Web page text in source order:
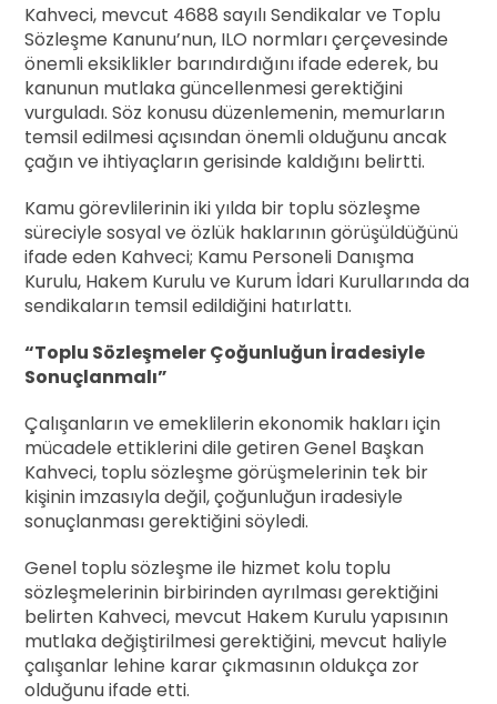
Kahveci, mevcut 4688 sayılı Sendikalar ve Toplu
Sözleşme Kanunu’nun, ILO normları çerçevesinde
önemli eksiklikler barındırdığını ifade ederek, bu
kanunun mutlaka güncellenmesi gerektiğini
vurguladı. Söz konusu düzenlemenin, memurların
temsil edilmesi açısından önemli olduğunu ancak
çağın ve ihtiyaçların gerisinde kaldığını belirtti.
Kamu görevlilerinin iki yılda bir toplu sözleşme
süreciyle sosyal ve özlük haklarının görüşüldüğünü
ifade eden Kahveci; Kamu Personeli Danışma
Kurulu, Hakem Kurulu ve Kurum İdari Kurullarında da
sendikaların temsil edildiğini hatırlattı.
“Toplu Sözleşmeler Çoğunluğun İradesiyle
Sonuçlanmalı”
Çalışanların ve emeklilerin ekonomik hakları için
mücadele ettiklerini dile getiren Genel Başkan
Kahveci, toplu sözleşme görüşmelerinin tek bir
kişinin imzasıyla değil, çoğunluğun iradesiyle
sonuçlanması gerektiğini söyledi.
Genel toplu sözleşme ile hizmet kolu toplu
sözleşmelerinin birbirinden ayrılması gerektiğini
belirten Kahveci, mevcut Hakem Kurulu yapısının
mutlaka değiştirilmesi gerektiğini, mevcut haliyle
çalışanlar lehine karar çıkmasının oldukça zor
olduğunu ifade etti.